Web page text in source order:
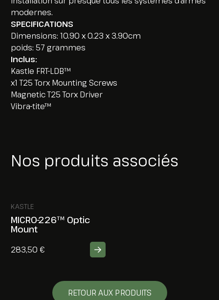
modernes.
SPECIFICATIONS
Dimensions: 10.90 x 0.23 x 3.90cm
poids: 57 grammes
Inclus:
Kastle FRT-LDB™
x1 T25 Torx Mounting Screws
Magnetic T25 Torx Driver
Vibra-tite™
Nos produits associés
KASTLE
MICRO-226™ Optic
Mount
283,50€
RETOUR AUX PRODUITS